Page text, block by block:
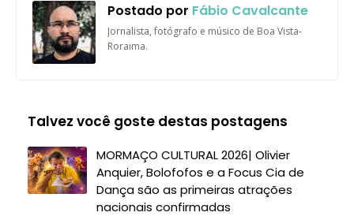
Postado por Fábio Cavalcante
Jornalista, fotógrafo e músico de Boa Vista-
Roraima.
Talvez você goste destas postagens
MORMAÇO CULTURAL 2026| Olivier
Anquier, Bolofofos e a Focus Cia de
Dança são as primeiras atrações
nacionais confirmadas